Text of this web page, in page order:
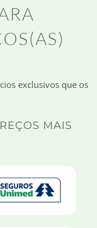
exclusivos que os
MAIS